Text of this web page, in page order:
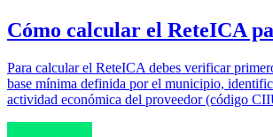
Cómo calcular el ReteICA
Para calcular el ReteICA debes verificar
base mínima definida por el municipio,
actividad económica del proveedor (código